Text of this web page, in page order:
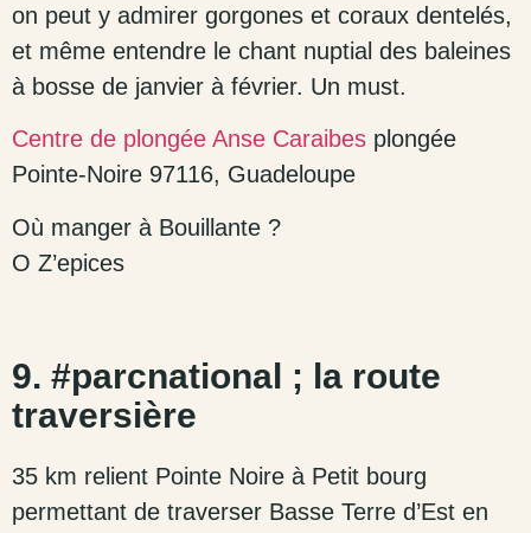
on peut y admirer gorgones et coraux dentelés,
et même entendre le chant nuptial des baleines
à bosse de janvier à février. Un must.
Centre de plongée Anse Caraibes plongée
Pointe-Noire 97116, Guadeloupe
Où manger à Bouillante ?
O Z’epices
9. #parcnational ; la route
traversière
35 km relient Pointe Noire à Petit bourg
permettant de traverser Basse Terre d’Est en